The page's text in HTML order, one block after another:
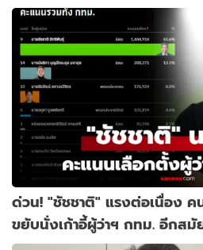
ด่วน! "ชัชชาติ" แรงต่อเนื่อง ค
ขยับนั่งเก้าอี้ผู้ว่าฯ กทม. อีกสมั